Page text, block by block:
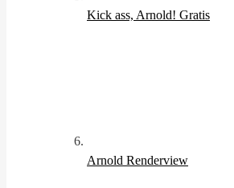
Kick ass, Arnold! Gratis
Arnold Renderview